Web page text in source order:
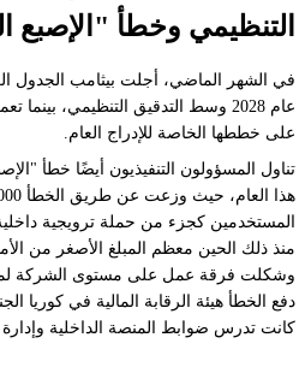
التنظيمي وخطأ "الإصبع
في الشهر الماضي، أجلت بيثامب الجدول
على خططها الخاصة للإدراج العام.
تناول المسؤولون التنفيذيون أيضًا خطأ
المستخدمين كجزء من حملة ترويجية
منذ ذلك الحين معظم المبلغ الأصغر من
وشكلت فرقة عمل على مستوى الشركة
دفع الخطأ هيئة الرقابة المالية في كوريا
كانت تدرس ضوابط المنصة الداخلية